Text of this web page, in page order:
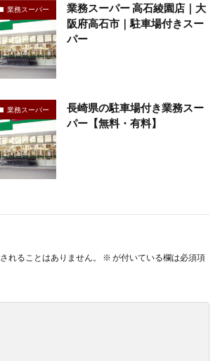
業務スーパー
業務スーパー 高石綾園店｜大
阪府高石市｜駐車場付きスー
パー
業務スーパー
長崎県の駐車場付き業務スー
パー【無料・有料】
れることはありません。 ※ が付いている欄は必須項